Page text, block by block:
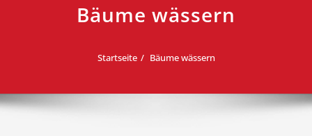
Bäume wässern
Startseite Bäume wässern